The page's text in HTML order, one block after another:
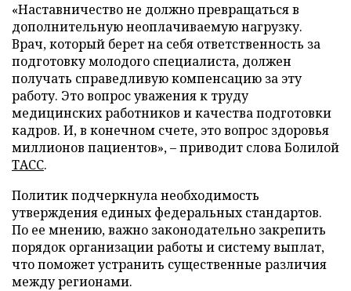
«Наставничество не должно превращаться в
дополнительную неоплачиваемую нагрузку.
Врач, который берет на себя ответственность за
подготовку молодого специалиста, должен
получать справедливую компенсацию за эту
работу. Это вопрос уважения к труду
медицинских работников и качества подготовки
кадров. И, в конечном счете, это вопрос здоровья
миллионов пациентов», – приводит слова Болилой
ТАСС.
Политик подчеркнула необходимость
утверждения единых федеральных стандартов.
По ее мнению, важно законодательно закрепить
порядок организации работы и систему выплат,
что поможет устранить существенные различия
между регионами.